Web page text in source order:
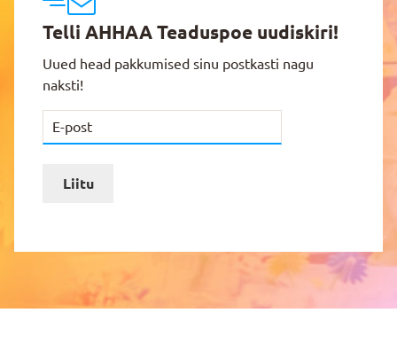
Telli AHHAA Teaduspoe uudiskiri!
Uued head pakkumised sinu postkasti nagu
naksti!
Liitu